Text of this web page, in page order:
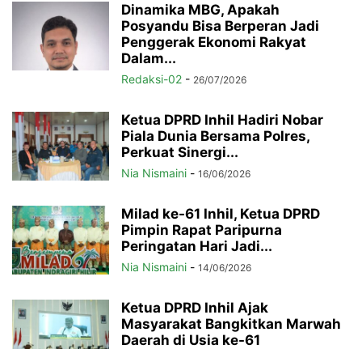
Dinamika MBG, Apakah
Posyandu Bisa Berperan Jadi
Penggerak Ekonomi Rakyat
Dalam...
Redaksi-02 - 26/07/2026
Ketua DPRD Inhil Hadiri Nobar
Piala Dunia Bersama Polres,
Perkuat Sinergi...
Nia Nismaini - 16/06/2026
Milad ke-61 Inhil, Ketua DPRD
Pimpin Rapat Paripurna
Peringatan Hari Jadi...
Nia Nismaini - 14/06/2026
Ketua DPRD Inhil Ajak
Masyarakat Bangkitkan Marwah
Daerah di Usia ke-61